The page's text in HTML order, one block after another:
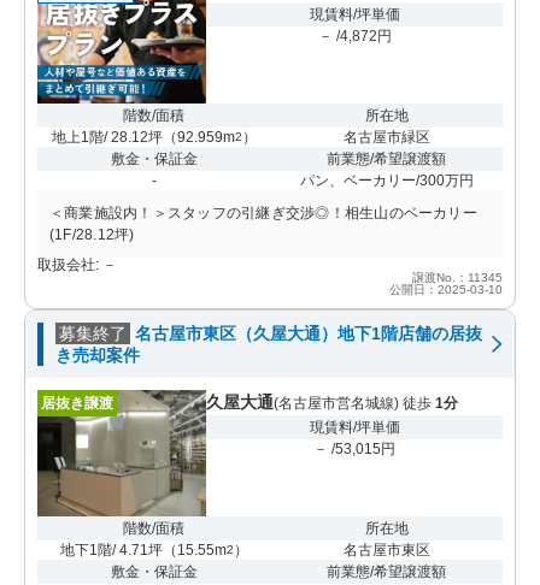
現賃料/坪単価
－ /4,872円
階数/面積
地上1階/ 28.12坪（92.959m2 ）
所在地
名古屋市緑区
敷金・保証金
-
前業態/希望譲渡額
パン、ベーカリー/300万円
＜商業施設内！＞スタッフの引継ぎ交渉◎！相生山のベーカリー
(1F/28.12坪)
取扱会社: －
譲渡No.：11345
公開日：2025-03-10
募集終了 名古屋市東区（久屋大通）地下1階店舗の居抜
き売却案件
居抜き譲渡 久屋大通(名古屋市営名城線) 徒歩 1分
現賃料/坪単価
－ /53,015円
階数/面積
地下1階/ 4.71坪（ 15.55m2 ）
所在地
名古屋市東区
敷金・保証金
前業態/希望譲渡額